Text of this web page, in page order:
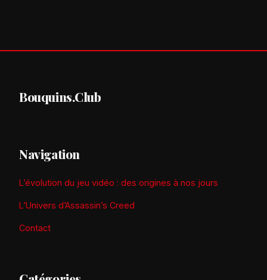
Bouquins.Club
Navigation
L’évolution du jeu vidéo : des origines à nos jours
L’Univers d’Assassin’s Creed
Contact